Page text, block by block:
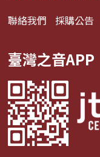
聯絡我們 採購公告
臺灣之音APP